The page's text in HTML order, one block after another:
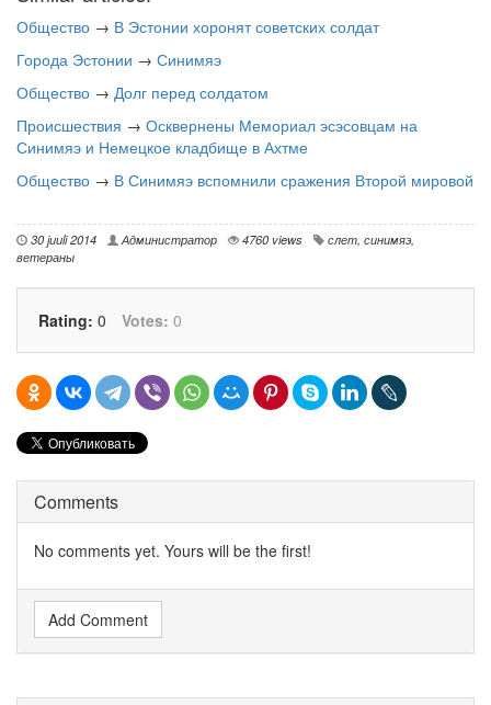
Общество → В Эстонии хоронят советских солдат
Города Эстонии → Синимяэ
Общество → Долг перед солдатом
Происшествия → Осквернены Мемориал эсэсовцам на
Синимяэ и Немецкое кладбище в Ахтме
Общество → В Синимяэ вспомнили сражения Второй мировой
30 juuli 2014 Администратор 4760 views слет, синимяэ,
ветераны
Rating: 0 Votes: 0
Comments
No comments yet. Yours will be the first!
Add Comment